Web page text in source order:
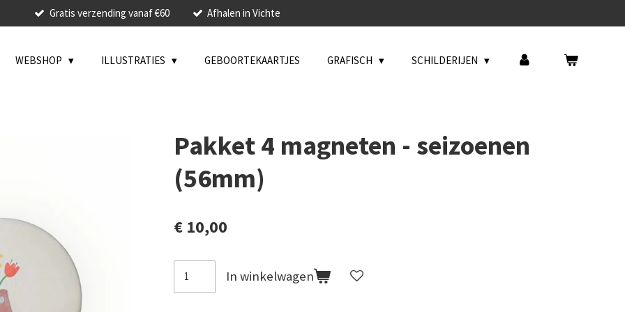
Gratis verzending vanaf €60 Afhalen in Vichte
WEBSHOP ILLUSTRATIES GEBOORTEKAARTJES GRAFISCH SCHILDERIJEN
Pakket 4 magneten - seizoenen
(56mm)
€ 10,00
In winkelwagen